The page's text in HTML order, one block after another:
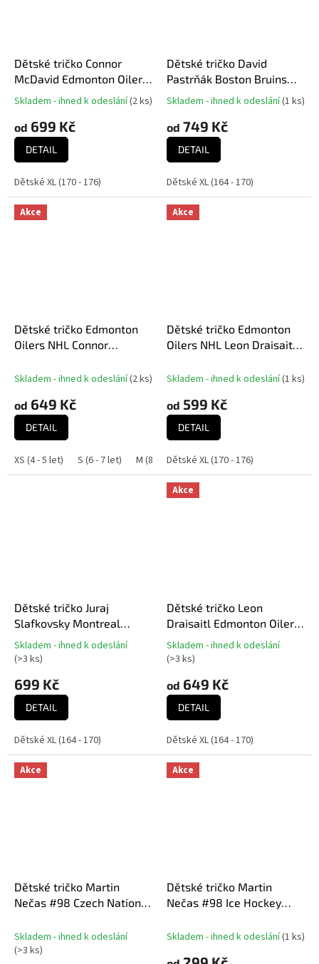
Dětské tričko Connor
McDavid Edmonton Oilers
NHL Captains Name and
Průměrné
produktu
je
5,0
5
hvězdiček.
Skladem - ihned k odeslání(2 ks)
od 699 Kč
DETAIL
Dětské XL (170 - 176)
Dětské tričko David
Pastrňák Boston Bruins
NHL Flat Alt.Captains N&N
Průměrné
produktu
je
5,0
5
hvězdiček.
Skladem - ihned k odeslání(1 ks)
od 749 Kč
DETAIL
Dětské XL (164 - 170)
Akce
Dětské tričko Edmonton
Oilers NHL Connor
500 Level
Skladem - ihned k odeslání(2 ks)
od 649 Kč
DETAIL
XS (4 - 5 let) S (6 - 7 let) M (8 - 9 let) L (10 - 11 let)
Akce
Dětské tričko Edmonton
Oilers NHL Leon Draisaitl
Skladem - ihned k odeslání(1 ks)
od 599 Kč
DETAIL
Dětské XL (170 - 176)
Dětské tričko Juraj
Slafkovsky Montreal
Canadiens NHL Flat Name
& Number Ctn Tee
Průměrné
hodnocení
produktu
je
5,0
z
5
hvězdiček.
Skladem - ihned k odeslání
(>3 ks)
699 Kč
DETAIL
Dětské XL (164 - 170)
Akce
Dětské tričko Leon
Draisaitl Edmonton Oilers
NHL Flat Alt.Captains N&N
Tee
Průměrné
hodnocení
produktu
je
5,0
z
5
hvězdiček.
Skladem - ihned k odeslání
(>3 ks)
od 649 Kč
DETAIL
Dětské XL (164 - 170)
Akce
Dětské tričko Martin
Nečas #98 Czech National
Skladem - ihned k odeslání
(>3 ks)
Akce
Dětské tričko Martin
Nečas #98 Ice Hockey
Czechia MS 2024
Skladem - ihned k odeslání(1 ks)